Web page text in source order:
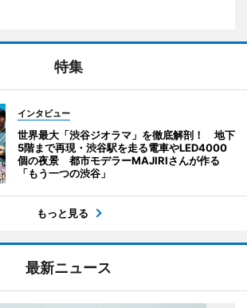
特集
インタビュー
世界最大「渋谷ジオラマ」を徹底解剖！ 地下
5階まで再現・渋谷駅を走る電車やLED4000
個の夜景 都市モデラーMAJIRIさんが作る
「もう一つの渋谷」
もっと見る
最新ニュース